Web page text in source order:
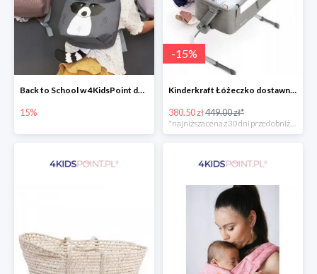
Back to School w 4KidsPoint do -15%
15%
-15%
Kinderkraft Łóżeczko dostawne aluminiowe Uno 2w1
380.50 zł449.00 zł*
*najniższa cena z 30 dni przed obniżką